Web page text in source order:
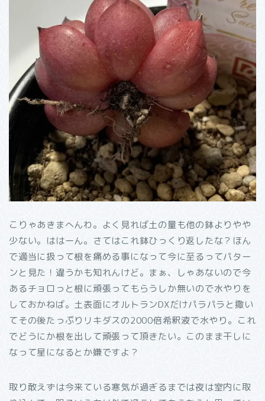
こりゃあきまへんわ。よく見れば土の量も他の鉢よりやや
少ない。ははーん。さてはこれ鉢ひっくり返したな？ほん
で適当に扱って根を痛める事になって今に至るってパター
ンと見た！違うかも知れんけど。まぁ、しゃあないので今
あるチョロっと根に頑張ってもらうしか無いので水やりを
しておかねば。土表面にオルトランDXだけパラパラと撒い
てその後たっぷりリキダスの2000倍希釈液で水やり。これ
でどうにか根を出して頑張って頂きたい。このまま干しに
なって星になるとか嫌ですよ？
取り敢えずは今来ている寒気が過ぎるまでは夜は室内に取